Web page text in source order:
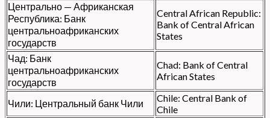
Центрально — Африканская
Республика: Банк
центральноафриканских
государств
Central African Republic:
Bank of Central African
States
Чад: Банк
центральноафриканских
государств
Chad: Bank of Central
African States
Чили: Центральный банк Чили
Chile: Central Bank of
Chile